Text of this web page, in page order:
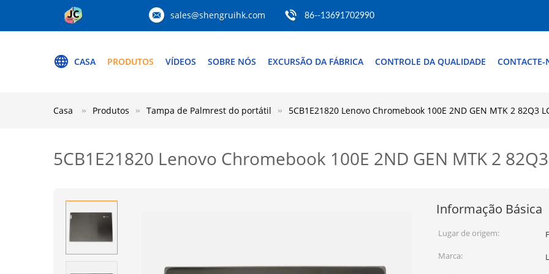
sales@shengruihk.com 86--13691702990
CASA PRODUTOS VÍDEOS SOBRE NÓS EXCURSÃO DA FÁBRICA CONTROLE DA QUALIDADE CONTACTE-
Casa Produtos Tampa de Palmrest do portátil 5CB1E21820 Lenovo Chromebook 100E 2ND GEN MTK 2 82Q3
5CB1E21820 Lenovo Chromebook 100E 2ND GEN MTK 2
Informação Básica
Lugar de origem:
Marca: